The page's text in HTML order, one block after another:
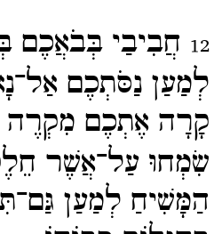
12 חֲבִיבַי בְּבֹאֲכֶם
לְמַעַן נַסֹּתְכֶם
קָרָה אֶתְכֶם מִקְרֶה
שִׂמְחוּ עַל־​אֲשֶׁר
הַמָּשִׁיחַ לְמַעַן